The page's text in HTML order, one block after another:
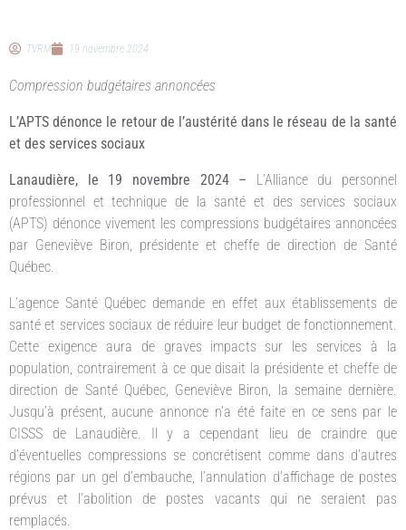
TVRM 19 novembre 2024
Compression budgétaires annoncées
L’APTS dénonce le retour de l’austérité dans le réseau de la santé
et des services sociaux
Lanaudière, le 19 novembre 2024 – L’Alliance du personnel
professionnel et technique de la santé et des services sociaux
(APTS) dénonce vivement les compressions budgétaires annoncées
par Geneviève Biron, présidente et cheffe de direction de Santé
Québec.
L’agence Santé Québec demande en effet aux établissements de
santé et services sociaux de réduire leur budget de fonctionnement.
Cette exigence aura de graves impacts sur les services à la
population, contrairement à ce que disait la présidente et cheffe de
direction de Santé Québec, Geneviève Biron, la semaine dernière.
Jusqu’à présent, aucune annonce n’a été faite en ce sens par le
CISSS de Lanaudière. Il y a cependant lieu de craindre que
d’éventuelles compressions se concrétisent comme dans d’autres
régions par un gel d’embauche, l’annulation d’affichage de postes
prévus et l’abolition de postes vacants qui ne seraient pas
remplacés.